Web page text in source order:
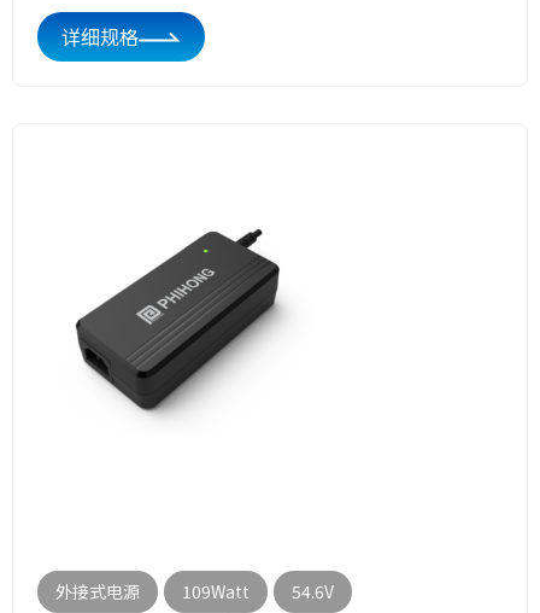
详细规格
外接式电源 109Watt
54.6V